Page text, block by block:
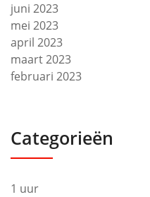
juni 2023
mei 2023
april 2023
maart 2023
februari 2023
Categorieën
1 uur